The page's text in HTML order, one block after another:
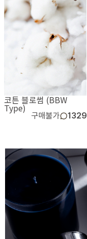
코튼 블로썸 (BBW
Type)
구매불가 1329